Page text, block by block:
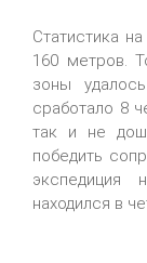
Статистика
160 метров.
зоны
сработало 8
так и не
победить
экспедиция
находился в